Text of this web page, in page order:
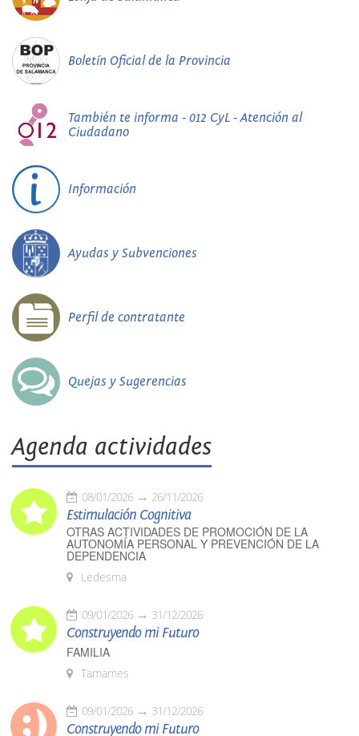
Boletín Oficial de la Provincia
También te informa - 012 CyL - Atención al
Ciudadano
Información
Ayudas y Subvenciones
Perfil de contratante
Quejas y Sugerencias
Agenda actividades
08/01/2026 26/11/2026
Estimulación Cognitiva
OTRAS ACTIVIDADES DE PROMOCIÓN DE LA
AUTONOMÍA PERSONAL Y PREVENCIÓN DE LA
DEPENDENCIA
Ledesma
09/01/2026 31/12/2026
Construyendo mi Futuro
FAMILIA
Tamames
09/01/2026 31/12/2026
Construyendo mi Futuro